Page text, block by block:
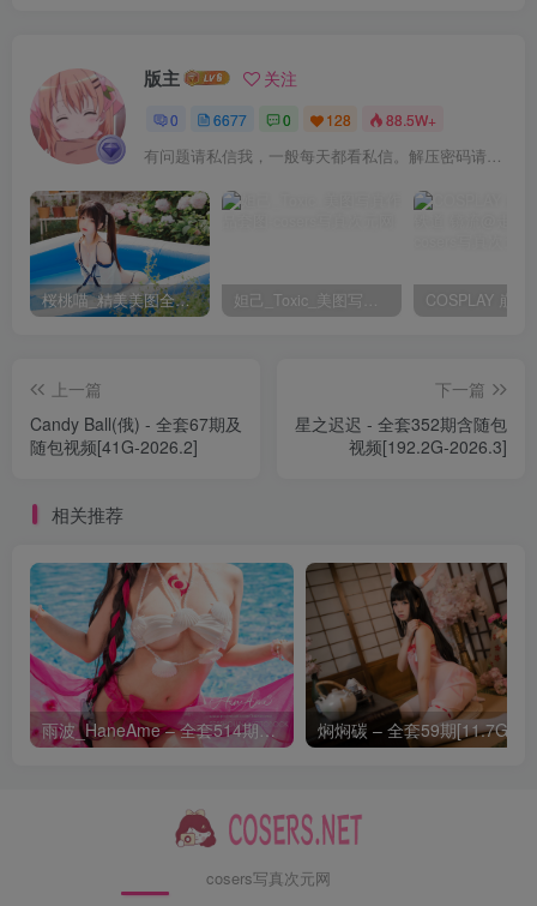
纸悦Etsu_ko – NO.010 憧憬成为魔法少女 阿良河基维 真化
[38P-348.4M]
纸悦Etsu_ko – NO.009 优香睡衣[35P-209M]
纸悦Etsu_ko – NO.008 破洞背心触手酱[86P-695M]
纸悦Etsu_ko – NO.007 桔梗毛线团[25P-190.8M]
纸悦Etsu_ko – NO.006 美咲泳装[28P-227.8M]
纸悦Etsu_ko – NO.004 玛丽居家服[53P-304.2M]
纸悦Etsu_ko – NO.003 加代子白裙[20P-195.7M]
纸悦Etsu_ko – NO.001 KAGUYANO 水野莉莉[52P-1.18G]
版主 关注
0 6677 0 128 88.5W+
有问题请私信我，一般每天都看私信。解压密码请一律以下载按钮旁边的为准！
桜桃喵_精美美图全部写真作品合集|持续更新 妲己_Toxic_美图写真作品套图
上一篇
Candy Ball(俄) - 全套67期及
随包视频[41G-2026.2]
下一篇
星之迟迟 - 全套352期含随包
视频[192.2G-2026.3]
相关推荐
雨波_HaneAme – 全套514期及随包视频[141.7G-2026.8]
cosers写真次元网